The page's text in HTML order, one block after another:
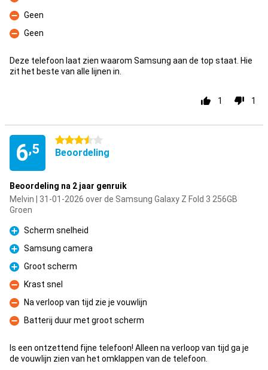
Minpunt
Minpunt
Geen
Minpunt
Geen
Deze telefoon laat zien waarom Samsung aan de top staat. Hie
zit het beste van alle lijnen in.
1 1
6,5
3.5 sterren
Beoordeling
Beoordeling na 2 jaar genruik
Melvin | 31-01-2026 over de Samsung Galaxy Z Fold 3 256GB
Groen
Pluspunt
Scherm snelheid
Pluspunt
Samsung camera
Pluspunt
Groot scherm
Minpunt
Krast snel
Minpunt
Na verloop van tijd zie je vouwlijn
Minpunt
Batterij duur met groot scherm
Is een ontzettend fijne telefoon! Alleen na verloop van tijd ga je
de vouwlijn zien van het omklappen van de telefoon.